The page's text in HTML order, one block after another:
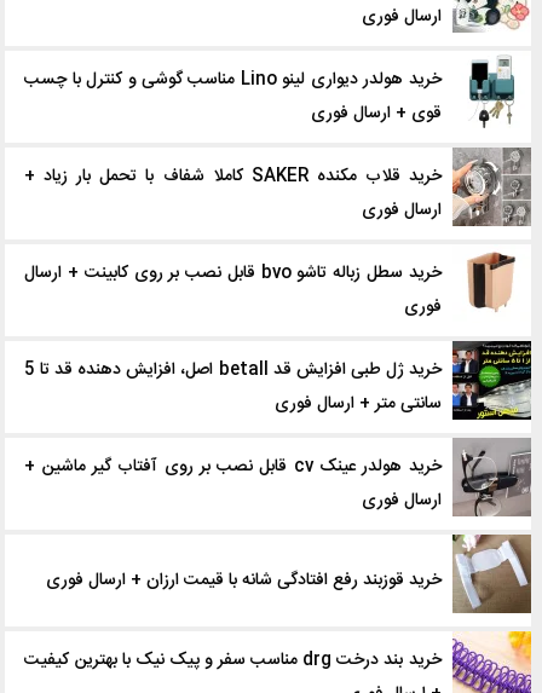
ارسال فوری
خرید هولدر دیواری لینو Lino مناسب گوشی و کنترل با چسب
قوی + ارسال فوری
خرید قلاب‌ مکنده SAKER کاملا شفاف با تحمل بار زیاد +
ارسال فوری
خرید سطل زباله تاشو bvo قابل نصب بر روی کابینت + ارسال
فوری
خرید ژل طبی افزایش قد betall اصل، افزایش دهنده قد تا 5
سانتی متر + ارسال فوری
خرید هولدر عینک cv قابل نصب بر روی آفتاب گیر ماشین +
ارسال فوری
خرید قوزبند رفع افتادگی شانه با قیمت ارزان + ارسال فوری
خرید بند درخت drg مناسب سفر و پیک نیک با بهترین کیفیت